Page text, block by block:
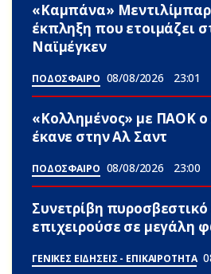
«Καμπάνα» Μεντιλίμπαρ
έκπληξη που ετοιμάζει
Ναϊμέγκεν
ΠΟΔΟΣΦΑΙΡΟ 08/08/2026 23:01
«Κολλημένος» με ΠΑΟΚ ο
έκανε στην Αλ Σαντ
ΠΟΔΟΣΦΑΙΡΟ 08/08/2026 23:00
Συνετρίβη
επιχειρούσε σε μεγάλη
ΓΕΝΙΚΕΣ ΕΙΔΗΣΕΙΣ - ΕΠΙΚΑΙΡΟΤΗΤΑ